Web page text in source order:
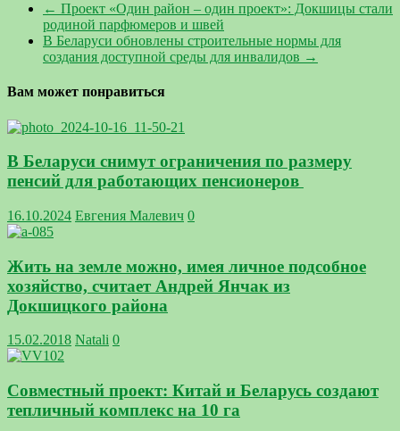
← Проект «Один район – один проект»: Докшицы стали
родиной парфюмеров и швей
В Беларуси обновлены строительные нормы для
создания доступной среды для инвалидов →
Вам может понравиться
В Беларуси снимут ограничения по размеру
пенсий для работающих пенсионеров
16.10.2024 Евгения Малевич 0
Жить на земле можно, имея личное подсобное
хозяйство, считает Андрей Янчак из
Докшицкого района
15.02.2018 Natali 0
Совместный проект: Китай и Беларусь создают
тепличный комплекс на 10 га